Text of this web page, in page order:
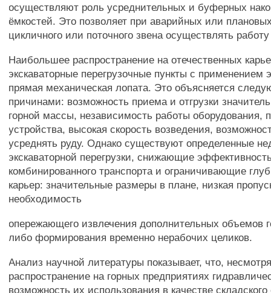
осуществляют роль усреднительных и буферных
ёмкостей. Это позволяет при аварийных или
цикличного или поточного звена осуществлять работу
Наибольшее распространение на отечественных
экскаваторные перегрузочные пункты с применением
прямая механическая лопата. Это объясняется
причинами: возможность приема и отгрузки
горной массы, независимость работы оборудования,
устройства, высокая скорость возведения,
усреднять руду. Однако существуют определенные
экскаваторной перегрузки, снижающие
комбинированного транспорта и ограничивающие
карьер: значительные размеры в плане, низкая
необходимость
опережающего извлечения дополнительных объемов
либо формирования временно нерабочих целиков.
Анализ научной литературы показывает, что,
распространение на горных предприятиях
возможность их использования в качестве